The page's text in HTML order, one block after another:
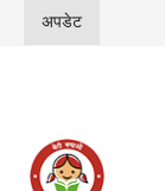
अपडेट